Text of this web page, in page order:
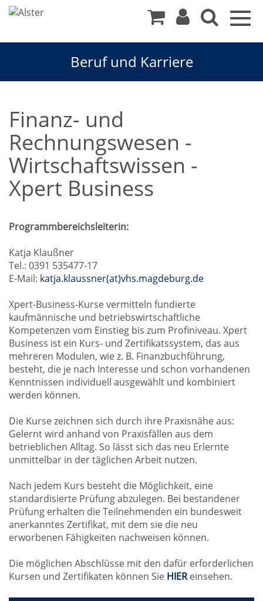
Beruf und Karriere
Finanz- und
Rechnungswesen -
Wirtschaftswissen -
Xpert Business
Programmbereichsleiterin:
Katja Klaußner
Tel.: 0391 535477-17
E-Mail: katja.klaussner(at)vhs.magdeburg.de
Xpert-Business-Kurse vermitteln fundierte
kaufmännische und betriebswirtschaftliche
Kompetenzen vom Einstieg bis zum Profiniveau. Xpert
Business ist ein Kurs- und Zertifikatssystem, das aus
mehreren Modulen, wie z. B. Finanzbuchführung,
besteht, die je nach Interesse und schon vorhandenen
Kenntnissen individuell ausgewählt und kombiniert
werden können.
Die Kurse zeichnen sich durch ihre Praxisnähe aus:
Gelernt wird anhand von Praxisfällen aus dem
betrieblichen Alltag. So lässt sich das neu Erlernte
unmittelbar in der täglichen Arbeit nutzen.
Nach jedem Kurs besteht die Möglichkeit, eine
standardisierte Prüfung abzulegen. Bei bestandener
Prüfung erhalten die Teilnehmenden ein bundesweit
anerkanntes Zertifikat, mit dem sie die neu
erworbenen Fähigkeiten nachweisen können.
Die möglichen Abschlüsse mit den dafür erforderlichen
Kursen und Zertifikaten können Sie HIEReinsehen.